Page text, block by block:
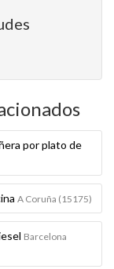
por plato de
A Coruña (15175)
Barcelona